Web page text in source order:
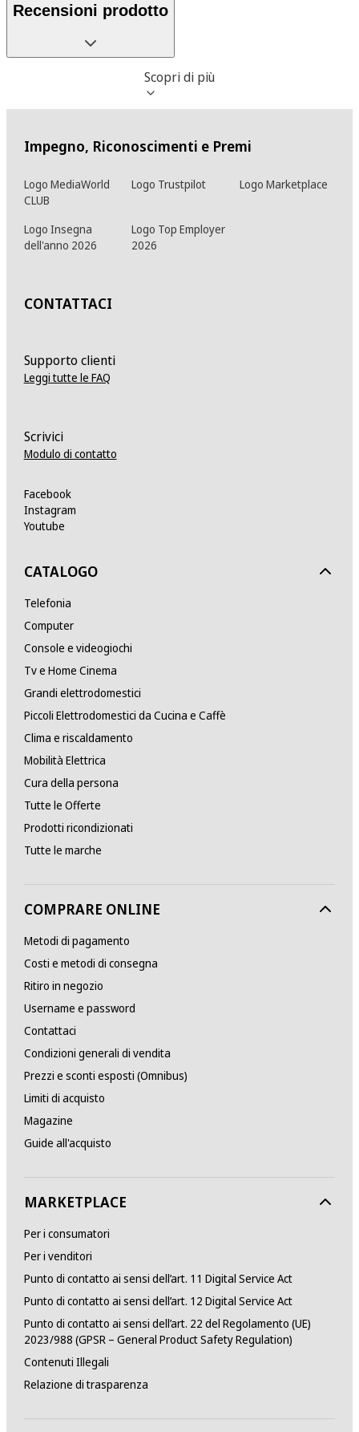
Recensioni prodotto
Scopri di più
Impegno, Riconoscimenti e Premi
Logo MediaWorld
CLUB
Logo Trustpilot Logo Marketplace
Logo Insegna
dell'anno 2026
Logo Top Employer
2026
CONTATTACI
Supporto clienti
Leggi tutte le FAQ
Scrivici
Modulo di contatto
Facebook
Instagram
Youtube
CATALOGO
Telefonia
Computer
Console e videogiochi
Tv e Home Cinema
Grandi elettrodomestici
Piccoli Elettrodomestici da Cucina e Caffè
Clima e riscaldamento
Mobilità Elettrica
Cura della persona
Tutte le Offerte
Prodotti ricondizionati
Tutte le marche
COMPRARE ONLINE
Metodi di pagamento
Costi e metodi di consegna
Ritiro in negozio
Username e password
Contattaci
Condizioni generali di vendita
Prezzi e sconti esposti (Omnibus)
Limiti di acquisto
Magazine
Guide all'acquisto
MARKETPLACE
Per i consumatori
Per i venditori
Punto di contatto ai sensi dell’art. 11 Digital Service Act
Punto di contatto ai sensi dell’art. 12 Digital Service Act
Punto di contatto ai sensi dell’art. 22 del Regolamento (UE)
2023/988 (GPSR – General Product Safety Regulation)
Contenuti Illegali
Relazione di trasparenza